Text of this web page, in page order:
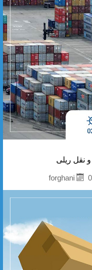
نقل ریلی